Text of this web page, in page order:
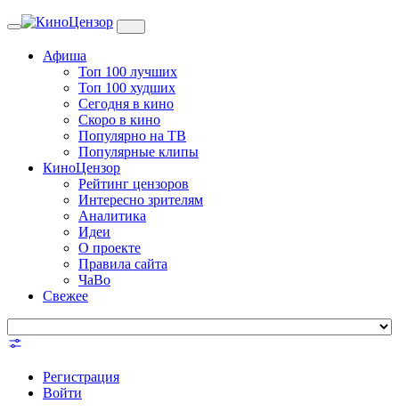
Toggle
Афиша
Топ 100 лучших
Топ 100 худших
Сегодня в кино
Скоро в кино
Популярно на ТВ
Популярные клипы
КиноЦензор
Рейтинг цензоров
Интересно зрителям
Аналитика
Идеи
О проекте
Правила сайта
ЧаВо
Свежее
Регистрация
Войти